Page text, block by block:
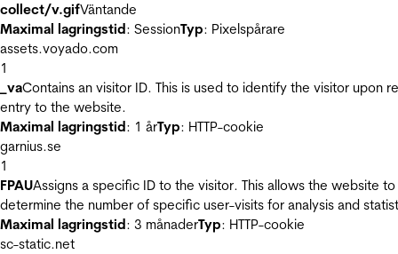
collect/v.gifVäntande
Maximal lagringstid: SessionTyp: Pixelspårare
assets.voyado.com
1
_vaContains an visitor ID. This is used to identify the visitor upon
entry to the website.
Maximal lagringstid: 1 årTyp: HTTP-cookie
garnius.se
1
FPAUAssigns a specific ID to the visitor. This allows the website to
determine the number of specific user-visits for analysis and
Maximal lagringstid: 3 månaderTyp: HTTP-cookie
sc-static.net